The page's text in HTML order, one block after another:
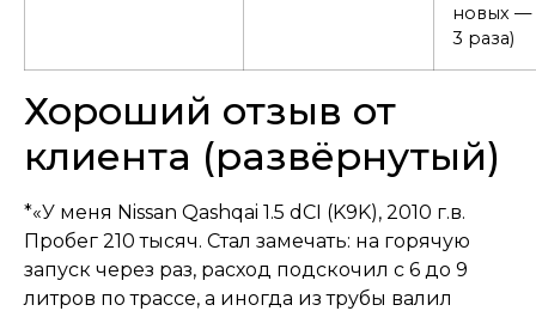
новых —
3 раза)
Хороший отзыв от
клиента (развёрнутый)
*«У меня Nissan Qashqai 1.5 dCI (K9K), 2010 г.в.
Пробег 210 тысяч. Стал замечать: на горячую
запуск через раз, расход подскочил с 6 до 9
литров по трассе, а иногда из трубы валил